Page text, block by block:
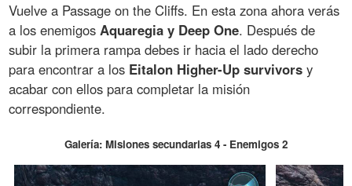
Vuelve a Passage on the Cliffs. En esta zona ahora verás
a los enemigosAquaregia y Deep One. Después de
subir la primera rampa debes ir hacia el lado derecho
para encontrar a los Eitalon Higher-Up survivors y
acabar con ellos para completar la misión
correspondiente.
Galería: Misiones secundarias 4 - Enemigos 2